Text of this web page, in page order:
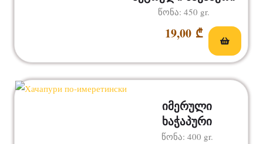
19,00 ₾
წონა: 450 gr.
იმერული
ხაჭაპური
წონა: 400 gr.